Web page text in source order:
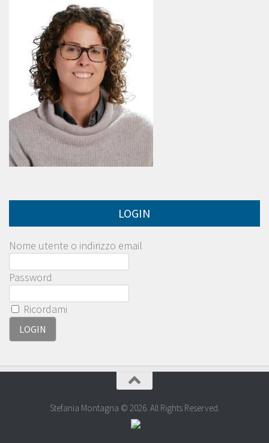
LOGIN
Nome utente o indirizzo email
Password
Ricordami
Stefania Montagna © 2026. All Rights Reserved.